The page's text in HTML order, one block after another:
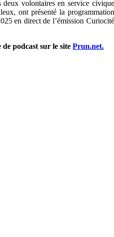
volontaires en service civique
ont présenté la programmation
en direct de l’émission Curiocité
de podcast sur le sitePrun.net.